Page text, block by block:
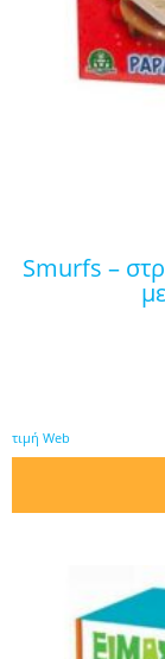
smurfs – στρουμφακια μινι σετ παιχνιδιου
τιμή Web